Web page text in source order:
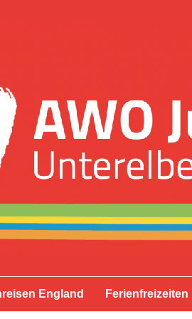
England Ferienfreizeiten